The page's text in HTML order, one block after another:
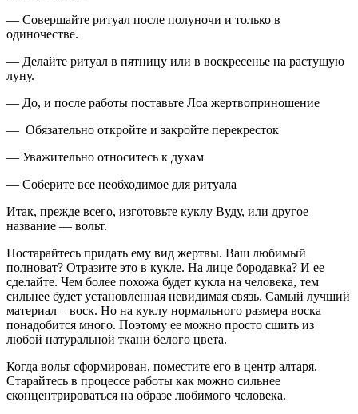
— Совершайте ритуал после полуночи и только в
одиночестве.
— Делайте ритуал в пятницу или в воскресенье на растущую
луну.
— До, и после работы поставьте Лоа жертвоприношение
— Обязательно откройте и закройте перекресток
— Уважительно относитесь к духам
— Соберите все необходимое для ритуала
Итак, прежде всего, изготовьте куклу Вуду, или другое
название — вольт.
Постарайтесь придать ему вид жертвы. Ваш любимый
полноват? Отразите это в кукле. На лице бородавка? И ее
сделайте. Чем более похожа будет кукла на человека, тем
сильнее будет установленная невидимая связь. Самый лучший
материал – воск. Но на куклу нормального размера воска
понадобится много. Поэтому ее можно просто сшить из
любой натуральной ткани белого цвета.
Когда вольт сформирован, поместите его в центр алтаря.
Старайтесь в процессе работы как можно сильнее
сконцентрироваться на образе любимого человека.